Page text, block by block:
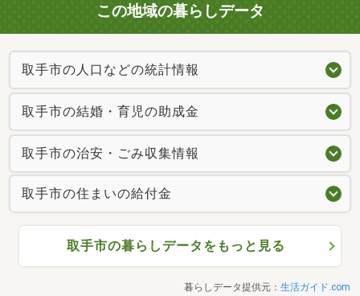
この地域の暮らしデータ
取手市の人口などの統計情報
取手市の結婚・育児の助成金
取手市の治安・ごみ収集情報
取手市の住まいの給付金
取手市の暮らしデータをもっと見る
暮らしデータ提供元： 生活ガイド.com